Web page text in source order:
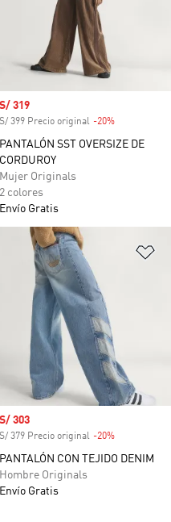
Precio de venta
S/ 319
S/ 399 Precio original -20%
PANTALÓN SST OVERSIZE DE
CORDUROY
Mujer Originals
2 colores
Envío Gratis
a la lista de deseos
Precio de venta
S/ 303
S/ 379 Precio original -20%
PANTALÓN CON TEJIDO DENIM
Hombre Originals
Envío Gratis